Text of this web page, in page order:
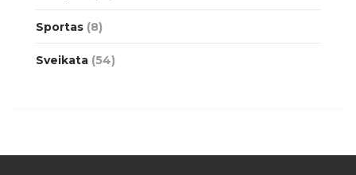
Sportas (8)
Sveikata (54)